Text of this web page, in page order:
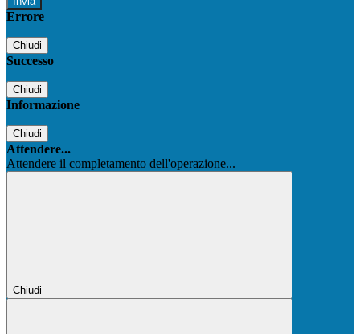
Errore
Chiudi
Successo
Chiudi
Informazione
Chiudi
Attendere...
Attendere il completamento dell'operazione...
Chiudi